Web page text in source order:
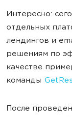
Интересно:
отдельных
лендингов и
решениям по
качестве
команды
После